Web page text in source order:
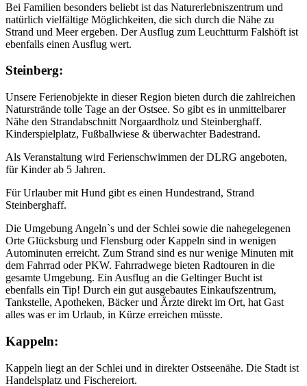
Bei Familien besonders beliebt ist das Naturerlebniszentrum und
natürlich vielfältige Möglichkeiten, die sich durch die Nähe zu
Strand und Meer ergeben. Der Ausflug zum Leuchtturm Falshöft ist
ebenfalls einen Ausflug wert.
Steinberg:
Unsere Ferienobjekte in dieser Region bieten durch die zahlreichen
Naturstrände tolle Tage an der Ostsee. So gibt es in unmittelbarer
Nähe den Strandabschnitt Norgaardholz und Steinberghaff.
Kinderspielplatz, Fußballwiese & überwachter Badestrand.
Als Veranstaltung wird Ferienschwimmen der DLRG angeboten,
für Kinder ab 5 Jahren.
Für Urlauber mit Hund gibt es einen Hundestrand, Strand
Steinberghaff.
Die Umgebung Angeln`s und der Schlei sowie die nahegelegenen
Orte Glücksburg und Flensburg oder Kappeln sind in wenigen
Autominuten erreicht. Zum Strand sind es nur wenige Minuten mit
dem Fahrrad oder PKW. Fahrradwege bieten Radtouren in die
gesamte Umgebung. Ein Ausflug an die Geltinger Bucht ist
ebenfalls ein Tip! Durch ein gut ausgebautes Einkaufszentrum,
Tankstelle, Apotheken, Bäcker und Ärzte direkt im Ort, hat Gast
alles was er im Urlaub, in Kürze erreichen müsste.
Kappeln:
Kappeln liegt an der Schlei und in direkter Ostseenähe. Die Stadt ist
Handelsplatz und Fischereiort.